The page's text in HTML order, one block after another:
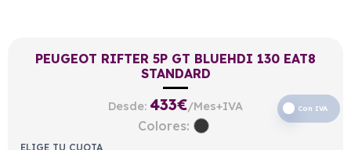
PEUGEOT RIFTER 5P GT BLUEHDI 130 EAT8
STANDARD
Desde: 433€/Mes+IVA Con IVA
Colores:
ELIGE TU CUOTA